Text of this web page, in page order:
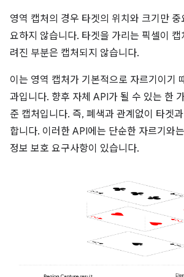
영역 캡처의 경우 타겟의 위치와 크기만 중
요하지 않습니다. 타겟을 가리는 픽셀이
려진 부분은 캡처되지 않습니다.
이는 영역 캡처가 기본적으로 자르기이기
과입니다. 향후 자체 API가 될 수 있는 한
준 캡처입니다. 즉, 폐색과 관계없이 타겟
합니다. 이러한 API에는 단순한 자르기와
정보 보호 요구사항이 있습니다.